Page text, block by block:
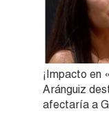
¡Impacto en
Aránguiz
afectaría a